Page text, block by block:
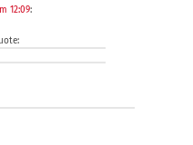
12:09: